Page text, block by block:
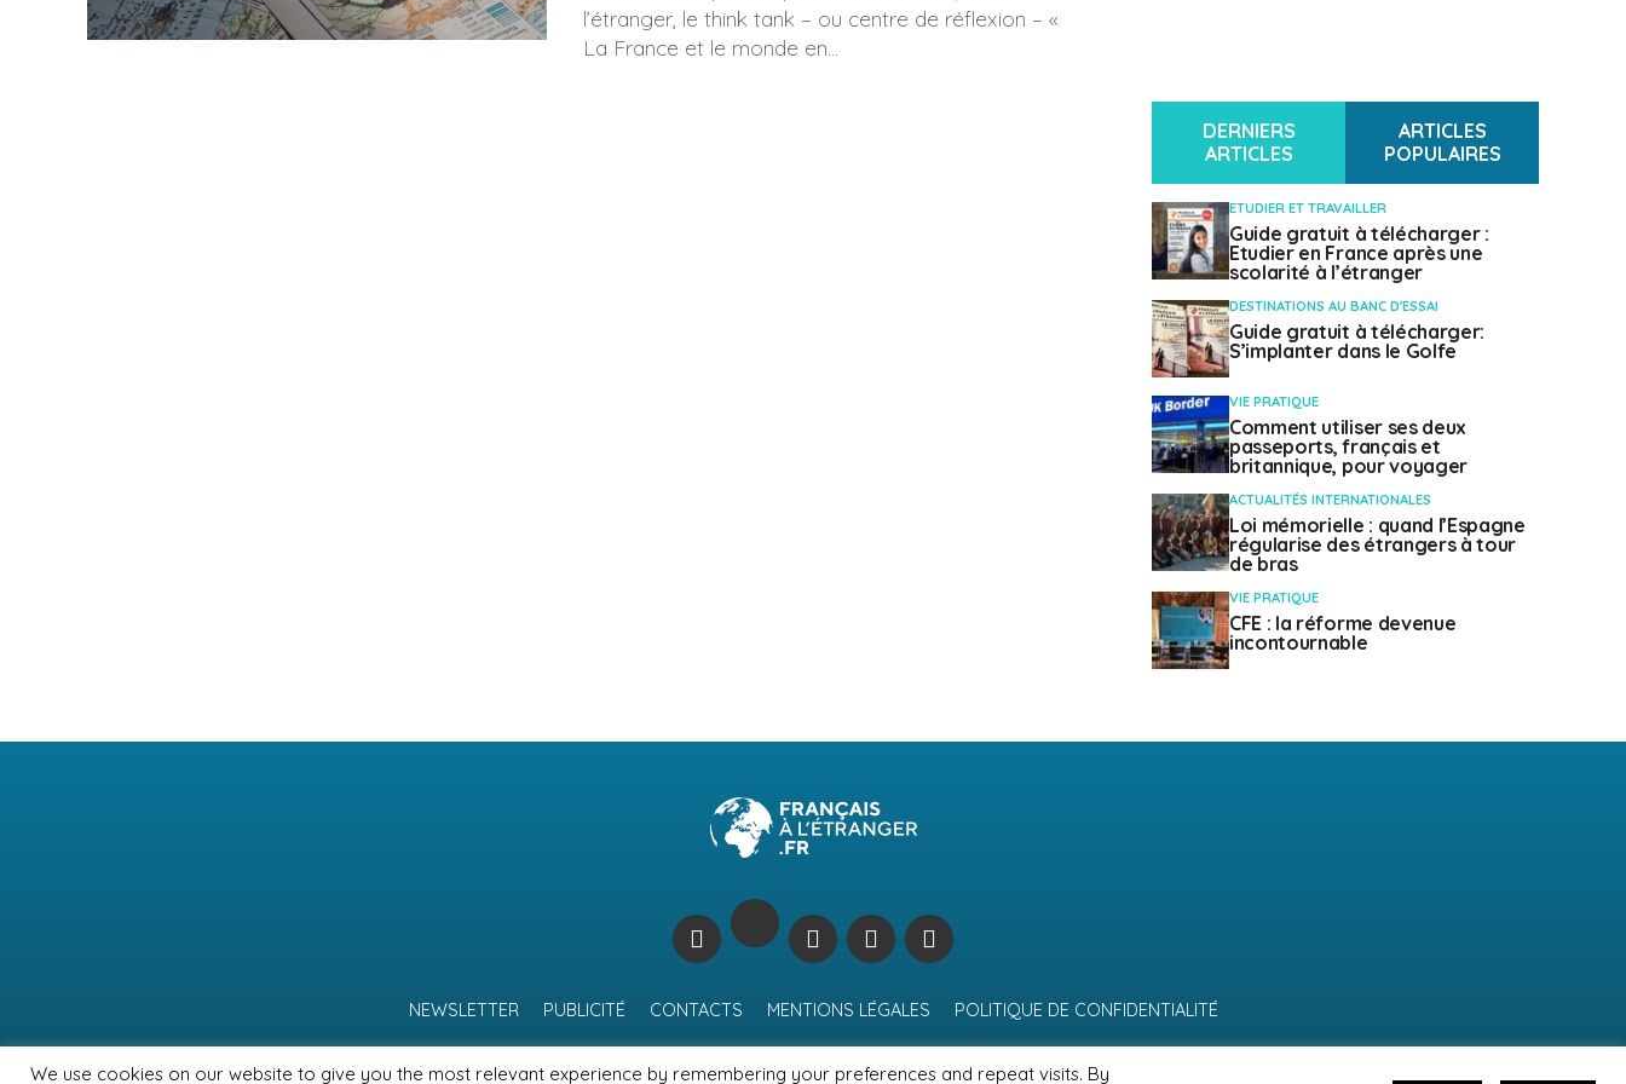
l’étranger, le think tank – ou centre de réflexion – «
La France et le monde en...
DERNIERS
ARTICLES
ARTICLES
POPULAIRES
ETUDIER ET TRAVAILLER
Guide gratuit à télécharger :
Etudier en France après une
scolarité à l’étranger
DESTINATIONS AU BANC D'ESSAI
Guide gratuit à télécharger:
S’implanter dans le Golfe
VIE PRATIQUE
Comment utiliser ses deux
passeports, français et
britannique, pour voyager
ACTUALITÉS INTERNATIONALES
Loi mémorielle : quand l’Espagne
régularise des étrangers à tour
de bras
VIE PRATIQUE
CFE : la réforme devenue
incontournable
NEWSLETTER PUBLICITÉ CONTACTS MENTIONS LÉGALES POLITIQUE DE CONFIDENTIALITÉ
We use cookies on our website to give you the most relevant experience by remembering your preferences and repeat visits. By